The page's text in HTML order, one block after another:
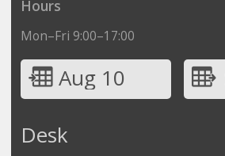
Hours
Mon–Fri 9:00–17:00
Aug 10
Desk